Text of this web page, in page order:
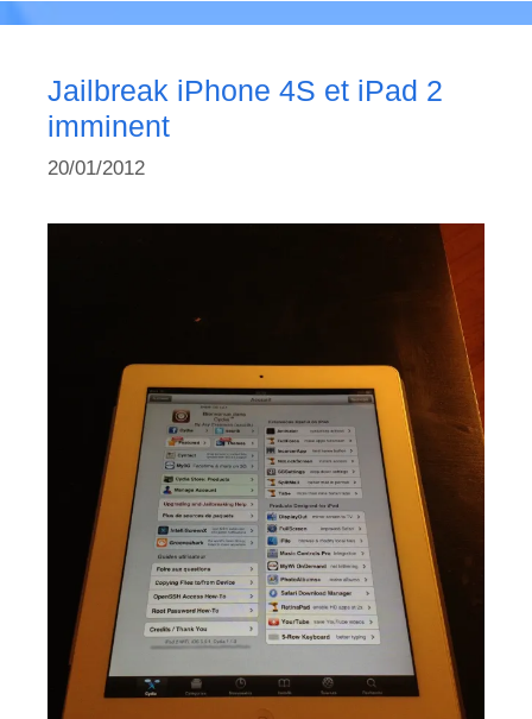
Jailbreak iPhone 4S et iPad 2
imminent
20/01/2012